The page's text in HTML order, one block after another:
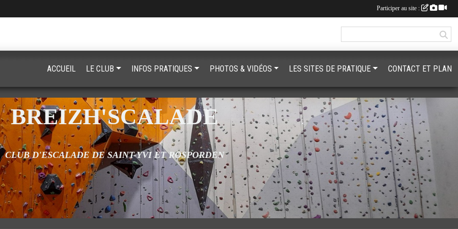
BREIZH'SCALADE
CLUB D'ESCALADE DE SAINT-YVI ET ROSPORDEN
ACCUEIL LE CLUB INFOS PRATIQUES PHOTOS & VIDÉOS LES SITES DE PRATIQUE CONTACT ET PLAN
Participer au site :